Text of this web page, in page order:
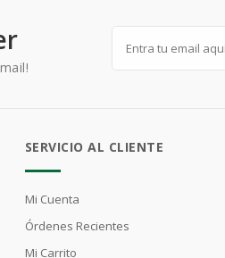
SERVICIO AL CLIENTE
Mi Cuenta
Órdenes Recientes
Mi Carrito